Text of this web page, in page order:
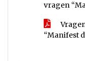
vragen
“Manifest